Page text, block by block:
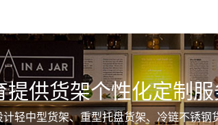
提供货架个性化定制
轻中型货架、重型托盘货架、冷链不锈